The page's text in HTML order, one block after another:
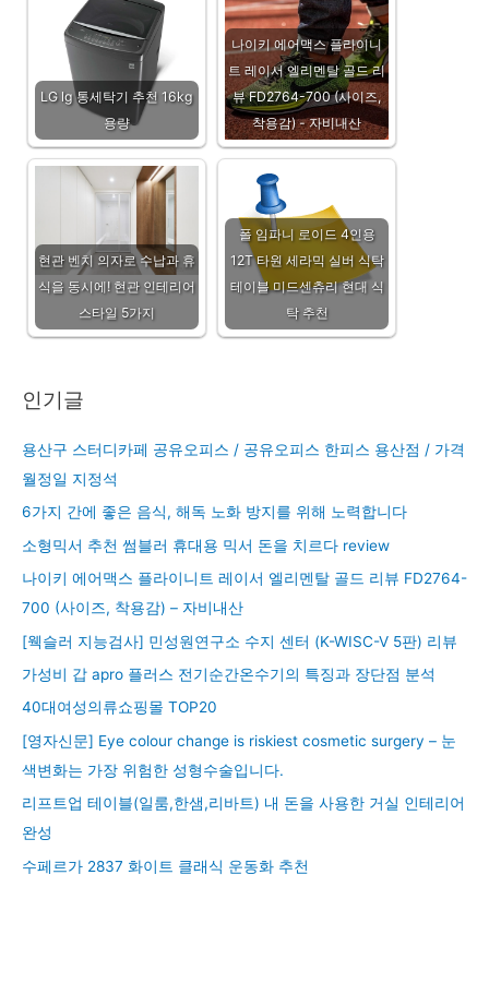
LG lg 통세탁기 추천 16kg
용량
나이키 에어맥스 플라이니
트 레이서 엘리멘탈 골드 리
뷰 FD2764-700 (사이즈,
착용감) - 자비내산
현관 벤치 의자로 수납과 휴
식을 동시에! 현관 인테리어
스타일 5가지
폴 임파니 로이드 4인용
12T 타원 세라믹 실버 식탁
테이블 미드센츄리 현대 식
탁 추천
인기글
용산구 스터디카페 공유오피스 / 공유오피스 한피스 용산점 / 가격
월정일 지정석
6가지 간에 좋은 음식, 해독 노화 방지를 위해 노력합니다
소형믹서 추천 썸블러 휴대용 믹서 돈을 치르다 review
나이키 에어맥스 플라이니트 레이서 엘리멘탈 골드 리뷰 FD2764-
700 (사이즈, 착용감) – 자비내산
[웩슬러 지능검사] 민성원연구소 수지 센터 (K-WISC-V 5판) 리뷰
가성비 갑 apro 플러스 전기순간온수기의 특징과 장단점 분석
40대여성의류쇼핑몰 TOP20
[영자신문] Eye colour change is riskiest cosmetic surgery – 눈
색변화는 가장 위험한 성형수술입니다.
리프트업 테이블(일룸,한샘,리바트) 내 돈을 사용한 거실 인테리어
완성
수페르가 2837 화이트 클래식 운동화 추천